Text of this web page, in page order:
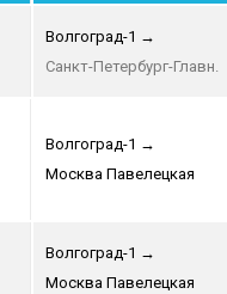
Волгоград-1 →
Санкт-Петербург-Главн.
Волгоград-1 →
Москва Павелецкая
Волгоград-1 →
Москва Павелецкая